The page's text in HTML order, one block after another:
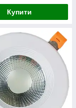
Купити